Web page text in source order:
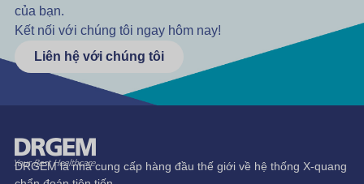
của bạn.
Kết nối với chúng tôi ngay hôm nay!
Liên hệ với chúng tôi
DRGEM là nhà cung cấp hàng đầu thế giới về hệ thống X-quang